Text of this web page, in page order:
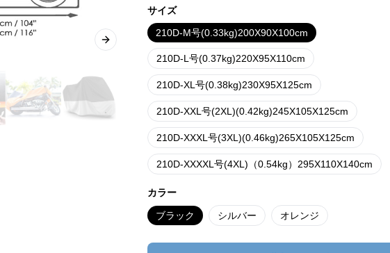
Next slide
サイズ
210D-M号(0.33kg)200X90X100cm
210D-L号(0.37kg)220X95X110cm
210D-XL号(0.38kg)230X95X125cm
210D-XXL号(2XL)(0.42kg)245X105X125cm
210D-XXXL号(3XL)(0.46kg)265X105X125cm
210D-XXXXL号(4XL)（0.54kg）295X110X140cm
カラー
ブラック シルバー オレンジ